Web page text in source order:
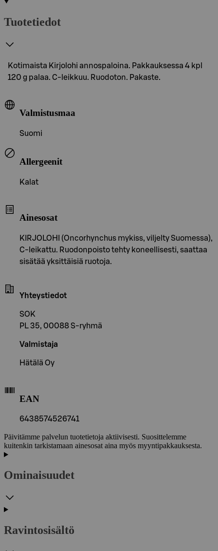
Tuotetiedot
Kotimaista Kirjolohi annospaloina. Pakkauksessa 4 kpl
120 g palaa. C-leikkuu. Ruodoton. Pakaste.
Valmistusmaa
Suomi
Allergeenit
Kalat
Ainesosat
KIRJOLOHI (Oncorhynchus mykiss, viljelty Suomessa),
C-leikattu. Ruodonpoisto tehty koneellisesti, saattaa
sisätää yksittäisiä ruotoja.
Yhteystiedot
SOK
PL 35, 00088 S-ryhmä
Valmistaja
Hätälä Oy
EAN
6438574526741
Päivitämme palvelun tuotetietoja aktiivisesti. Suosittelemme
kuitenkin tarkistamaan ainesosat aina myös myyntipakkauksesta.
Ominaisuudet
Ravintosisältö